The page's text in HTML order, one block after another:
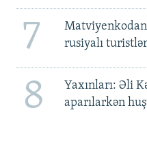
7
Matviyenkodan
rusiyalı
8
Yaxınları: Əli
aparılarkən